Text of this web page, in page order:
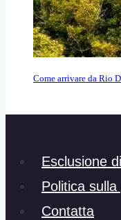
Come arrivare da Rio
Esclusione
Politica
Contatta